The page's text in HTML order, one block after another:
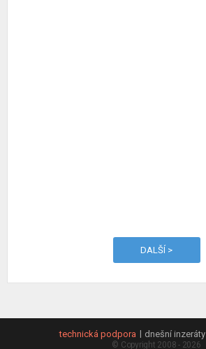
DALŠÍ >
technická podpora dnešní inzeráty
© Copyright 2008 - 2026